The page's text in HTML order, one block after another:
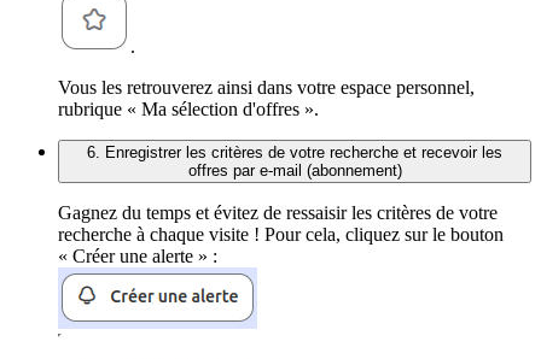
.
Vous les retrouverez ainsi dans votre espace personnel,
rubrique « Ma sélection d'offres ».
6. Enregistrer les critères de votre recherche et recevoir les
offres par e-mail (abonnement)
Gagnez du temps et évitez de ressaisir les critères de votre
recherche à chaque visite ! Pour cela, cliquez sur le bouton
« Créer une alerte » :